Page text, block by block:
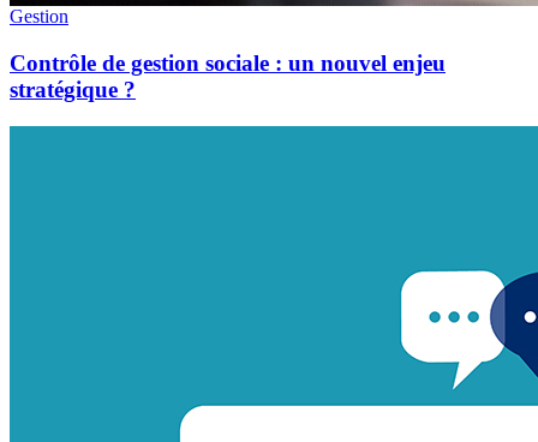
Gestion
Contrôle de gestion sociale : un nouvel enjeu
stratégique ?